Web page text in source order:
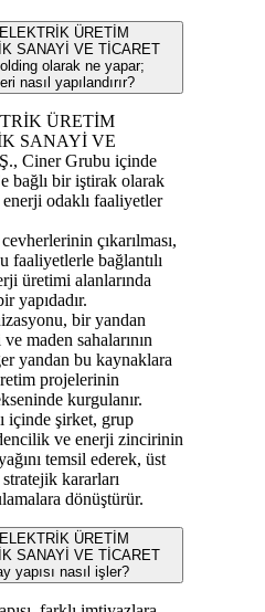
ÜRETİM
SANAYİ VE TİCARET
olarak ne yapar;
nasıl yapılandırır?
ÜRETİM
SANAYİ VE
Ciner Grubu içinde
bağlı bir iştirak olarak
odaklı faaliyetler
çıkarılması,
faaliyetlerle bağlantılı
üretimi alanlarında
yapıdadır.
bir yandan
maden sahalarının
yandan bu kaynaklara
projelerinin
kurgulanır.
içinde şirket, grup
ve enerji zincirinin
temsil ederek, üst
kararları
dönüştürür.
ÜRETİM
SANAYİ VE TİCARET
yapısı nasıl işler?